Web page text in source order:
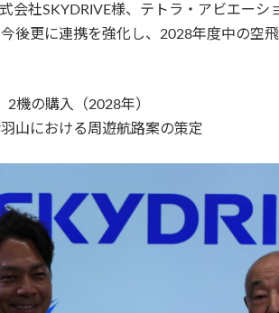
会社SKYDRIVE様、テトラ・アビエーシ
後更に連携を強化し、2028年度中の空
2機の購入（2028年）
山における周遊航路案の策定